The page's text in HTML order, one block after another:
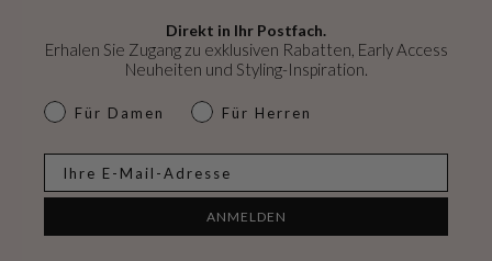
Direkt in Ihr Postfach.
Erhalen Sie Zugang zu exklusiven Rabatten, Early Access
Neuheiten und Styling-Inspiration.
dames & heren
Für Damen Für Herren
ANMELDEN